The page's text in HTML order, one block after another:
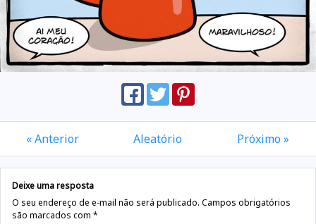
« Anterior Aleatório Próximo »
Deixe uma resposta
O seu endereço de e-mail não será publicado. Campos obrigatórios
são marcados com *